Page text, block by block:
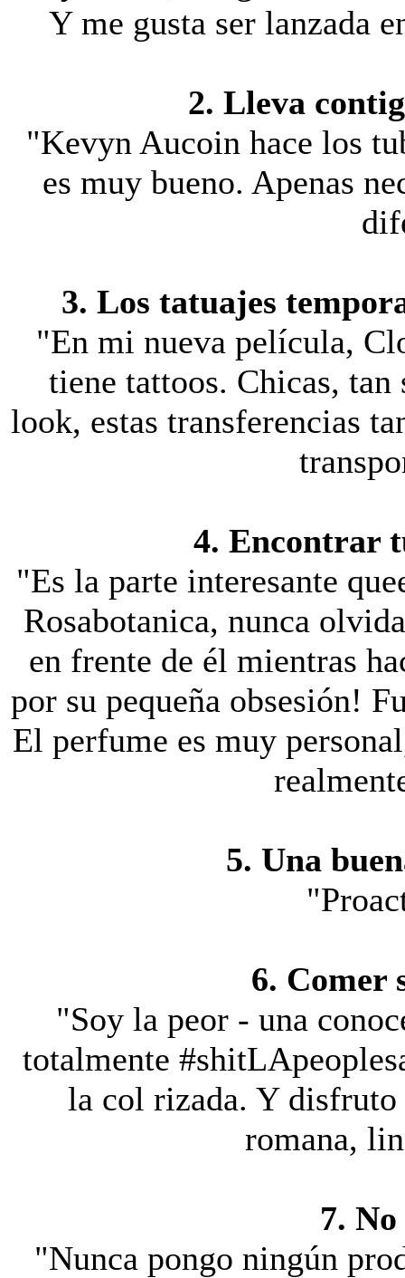
Y me gusta ser lanzada
2. Lleva
"Kevyn Aucoin hace los
es muy bueno. Apenas
3. Los tatuajes
"En mi nueva película,
tiene tattoos. Chicas,
look, estas transferencias
4. Encontrar
"Es la parte interesante
Rosabotanica, nunca
en frente de él mientras
por su pequeña obsesión!
El perfume es muy
5. Una
6. Comer
"Soy la peor - una
totalmente
la col rizada. Y
romana,
7. No
"Nunca pongo ningún